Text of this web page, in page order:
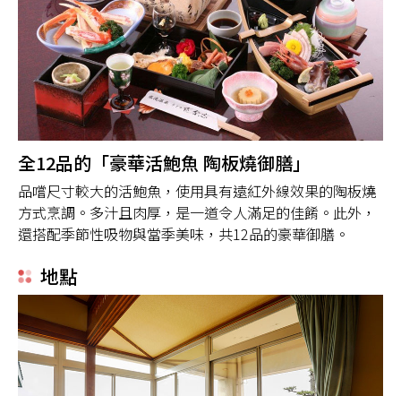
全12品的「豪華活鮑魚 陶板燒御膳」
品嚐尺寸較大的活鮑魚，使用具有遠紅外線效果的陶板燒
方式烹調。多汁且肉厚，是一道令人滿足的佳餚。此外，
還搭配季節性吸物與當季美味，共12品的豪華御膳。
地點